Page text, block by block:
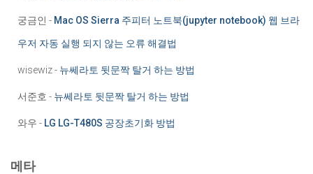
궁금인 - Mac OS Sierra 주피터 노트북(jupyter notebook) 웹 브라
우저 자동 실행 되지 않는 오류 해결법
wisewiz- 뉴쎄라토 뒷문짝 탈거 하는 방법
서준호 - 뉴쎄라토 뒷문짝 탈거 하는 방법
와우 - LG LG-T480S 공장초기화 방법
메타